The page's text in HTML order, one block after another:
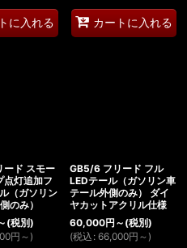
に入れる カートに入れる
ド スモー
点灯追加フ
（ガソリン
のみ）
(税別)
円 ～)
GB5/6 フリード フル
LEDテール（ガソリン車
テール外側のみ） ダイ
ヤカットアクリル仕様
60,000円 ～ (税別)
(税込 : 66,000円 ～)